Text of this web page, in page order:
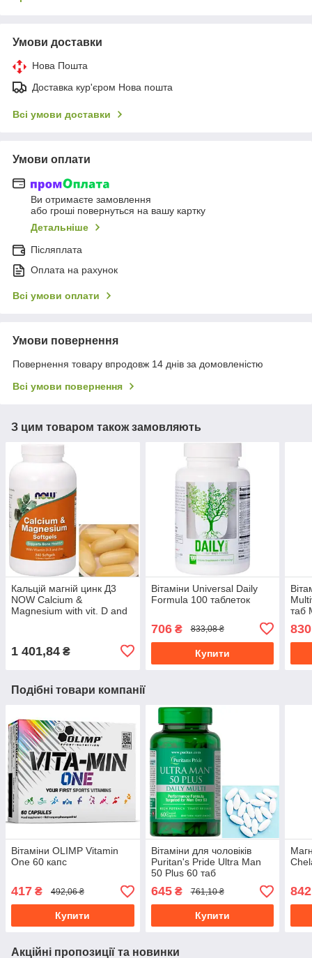
Умови доставки
Нова Пошта
Доставка кур'єром Нова пошта
Всі умови доставки
Умови оплати
Ви отримаєте замовлення
або гроші повернуться на вашу картку
Детальніше
Післяплата
Оплата на рахунок
Всі умови оплати
Умови повернення
Повернення товару впродовж 14 днів за домовленістю
Всі умови повернення
З цим товаром також замовляють
Кальцій магній цинк Д3
NOW Calcium &
Magnesium with vit. D and
1 401,84 ₴
Вітаміни Universal Daily
Formula 100 таблеток
706₴ 833,08 ₴
Купити
таб
830
Подібні товари компанії
Вітаміни OLIMP Vitamin
One 60 капс
417 ₴ 492,06 ₴
Купити
Вітаміни для чоловіків
Puritan's Pride Ultra Man
50 Plus 60 таб
645₴ 761,10 ₴
Купити
842
Акційні пропозиції та новинки